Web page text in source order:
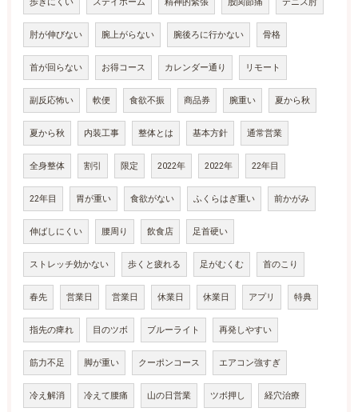
肘が伸びない 腕上がらない 腕後ろに行かない 骨格
首が回らない お得コース カレンダー通り リモート
副反応怖い 軟便 食欲不振 商品券 腕重い 夏から秋
夏から秋 内装工事 整体とは 基本方針 通常営業
全身整体 割引 限定 2022年 2022年 22年目
22年目 胃が重い 食欲がない ふくらはぎ重い 前かがみ
伸ばしにくい 腰周り 飲食店 足首硬い
ストレッチ効かない 歩くと疲れる 足がむくむ 首のこり
春先 営業日 営業日 休業日 休業日 アプリ 特典
指先の痺れ 目のツボ ブルーライト 再発しやすい
筋力不足 脚が重い クーポンコース エアコン強すぎ
冷え解消 冷えて腰痛 山の日営業 ツボ押し 経穴治療